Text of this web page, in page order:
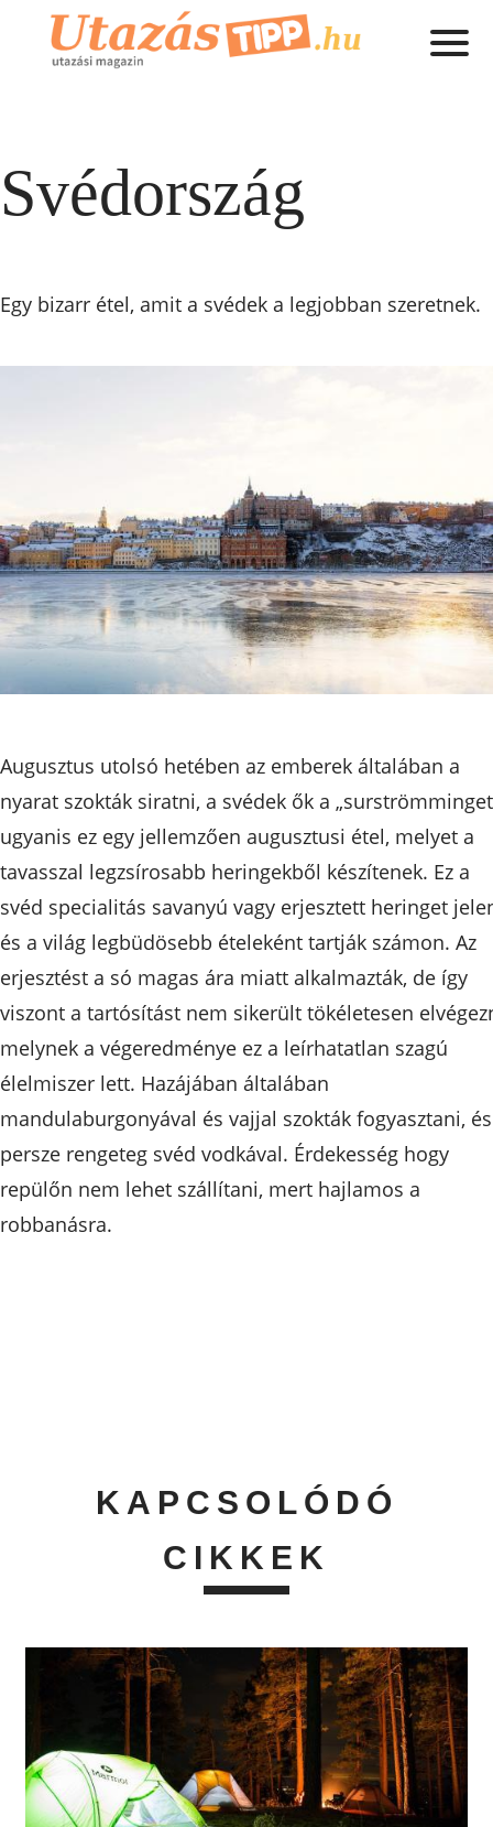
Svédország
Egy bizarr étel, amit a svédek a legjobban szeretnek.
Augusztus utolsó hetében az emberek általában a
nyarat szokták siratni, a svédek ők a
ugyanis ez egy jellemzően augusztusi étel, melyet a
tavasszal legzsírosabb heringekből készítenek. Ez a
svéd specialitás savanyú vagy erjesztett heringet
és a világ legbüdösebb ételeként tartják számon. Az
erjesztést a só magas ára miatt alkalmazták, de így
viszont a tartósítást nem sikerült tökéletesen
melynek a végeredménye ez a leírhatatlan szagú
élelmiszer lett. Hazájában általában
mandulaburgonyával és vajjal szokták fogyasztani, és
persze rengeteg svéd vodkával. Érdekesség hogy
repülőn nem lehet szállítani, mert hajlamos a
robbanásra.
KAPCSOLÓDÓ
CIKKEK